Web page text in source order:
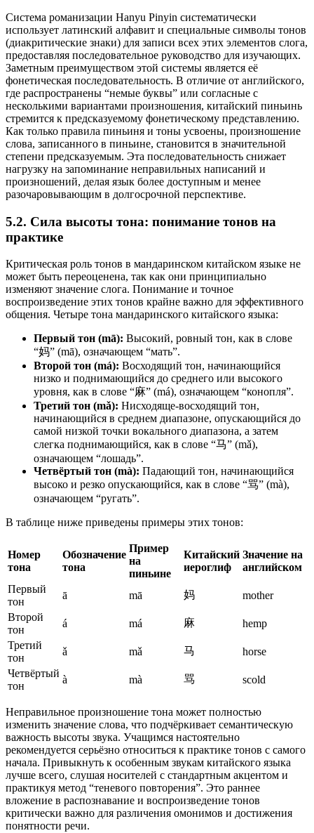
Система романизации Hanyu Pinyin систематически
использует латинский алфавит и специальные символы тонов
(диакритические знаки) для записи всех этих элементов слога,
предоставляя последовательное руководство для изучающих.
Заметным преимуществом этой системы является её
фонетическая последовательность. В отличие от английского,
где распространены “немые буквы” или согласные с
несколькими вариантами произношения, китайский пиньинь
стремится к предсказуемому фонетическому представлению.
Как только правила пиньиня и тоны усвоены, произношение
слова, записанного в пиньине, становится в значительной
степени предсказуемым. Эта последовательность снижает
нагрузку на запоминание неправильных написаний и
произношений, делая язык более доступным и менее
разочаровывающим в долгосрочной перспективе.
5.2. Сила высоты тона: понимание тонов на
практике
Критическая роль тонов в мандаринском китайском языке не
может быть переоценена, так как они принципиально
изменяют значение слога. Понимание и точное
воспроизведение этих тонов крайне важно для эффективного
общения. Четыре тона мандаринского китайского языка:
Первый тон (mā): Высокий, ровный тон, как в слове
“妈” (mā), означающем “мать”.
Второй тон (má): Восходящий тон, начинающийся
низко и поднимающийся до среднего или высокого
уровня, как в слове “麻” (má), означающем “конопля”.
Третий тон (mǎ): Нисходяще-восходящий тон,
начинающийся в среднем диапазоне, опускающийся до
самой низкой точки вокального диапазона, а затем
слегка поднимающийся, как в слове “马” (mǎ),
означающем “лошадь”.
Четвёртый тон (mà): Падающий тон, начинающийся
высоко и резко опускающийся, как в слове “骂” (mà),
означающем “ругать”.
В таблице ниже приведены примеры этих тонов:
Номер
тона
Обозначение
тона
Пример
на
пиньине
Китайский
иероглиф
Значение на
английском
Первый
тон
ā mā 妈
mother
Второй
тон
á má 麻
hemp
Третий
тон
ǎ mǎ 马
horse
Четвёртый
тон
à mà 骂 scold
Неправильное произношение тона может полностью
изменить значение слова, что подчёркивает семантическую
важность высоты звука. Учащимся настоятельно
рекомендуется серьёзно относиться к практике тонов с самого
начала. Привыкнуть к особенным звукам китайского языка
лучше всего, слушая носителей с стандартным акцентом и
практикуя метод “теневого повторения”. Это раннее
вложение в распознавание и воспроизведение тонов
критически важно для различения омонимов и достижения
понятности речи.